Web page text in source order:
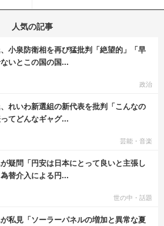
人気の記事
小泉防衛相を再び猛批判「絶望的」「早
いとこの国の国...
政治
れいわ新選組の新代表を批判「こんなの
てどんなギャグ...
芸能・音楽
疑問「円安は日本にとって良いと主張し
替介入による円...
世の中・話題
私見「ソーラーパネルの増加と異常な夏